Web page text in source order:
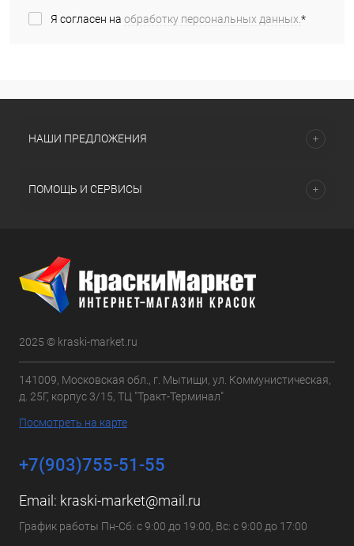
Я согласен на обработку персональных данных.*
НАШИ ПРЕДЛОЖЕНИЯ
ПОМОЩЬ И СЕРВИСЫ
2025 © kraski-market.ru
141009, Московская обл., г. Мытищи, ул. Коммунистическая,
д. 25Г, корпус 3/15, ТЦ "Тракт-Терминал"
Посмотреть на карте
+7(903)755-51-55
Email: kraski-market@mail.ru
График работы Пн-Сб: с 9:00 до 19:00, Вс: с 9:00 до 17:00